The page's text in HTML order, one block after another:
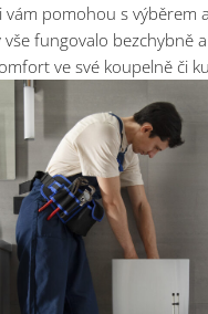
vám pomohou s výběrem
vše fungovalo bezchybně
ve své koupelně či